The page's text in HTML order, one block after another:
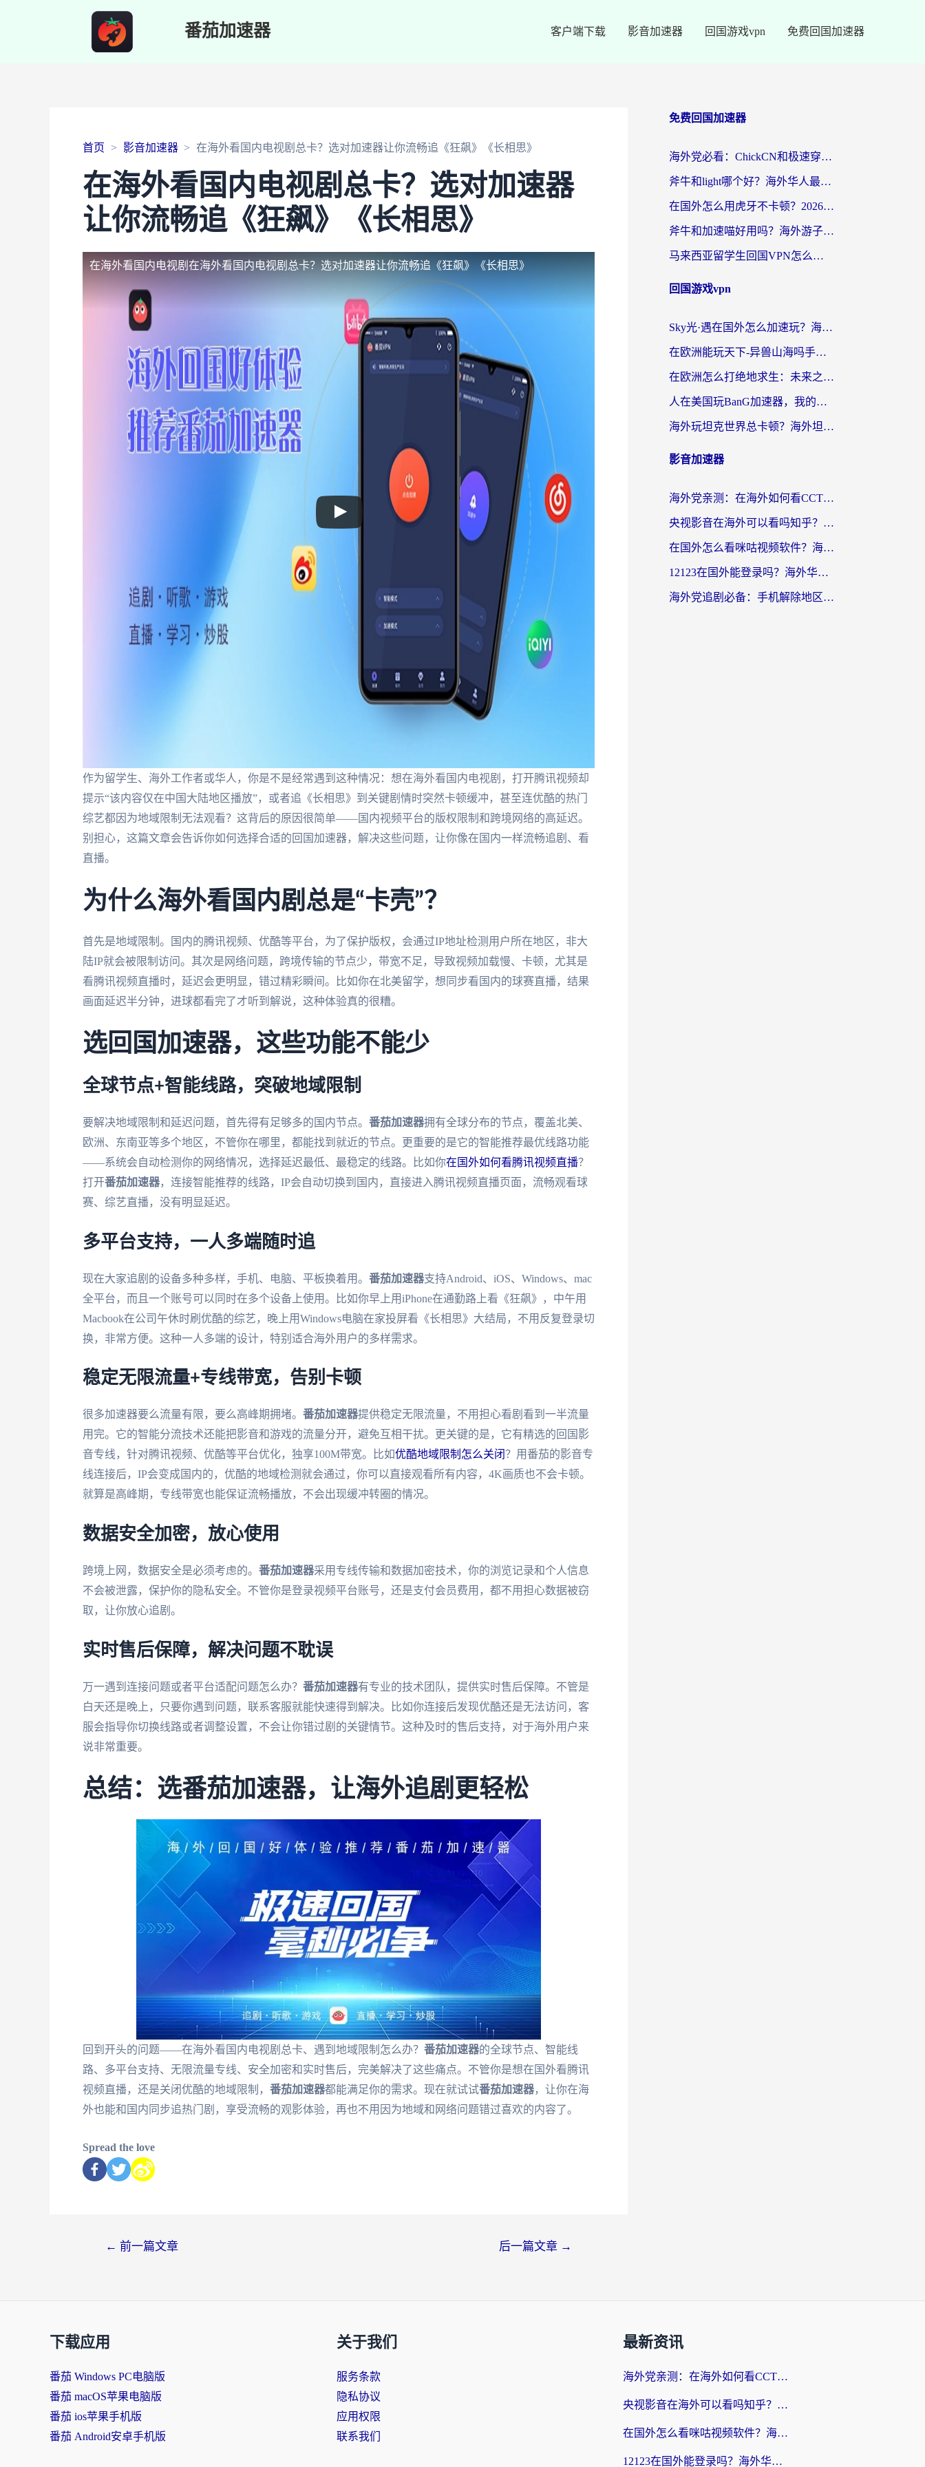
番茄加速器 客户端下载 影音加速器 回国游戏vpn 免费回国加速器
首页 影音加速器 在海外看国内电视剧总卡？选对加速器让你流畅追《狂飙》《长相思》
在海外看国内电视剧总卡？选对加速器
让你流畅追《狂飙》《长相思》
在海外看国内电视剧 在海外看国内电视剧总卡？选对加速器让你流畅追《狂飙》《长相思》
作为留学生、海外工作者或华人，你是不是经常遇到这种情况：想在海外看国内电视剧，打开腾讯视频却
提示“该内容仅在中国大陆地区播放”，或者追《长相思》到关键剧情时突然卡顿缓冲，甚至连优酷的热门
综艺都因为地域限制无法观看？这背后的原因很简单——国内视频平台的版权限制和跨境网络的高延迟。
别担心，这篇文章会告诉你如何选择合适的回国加速器，解决这些问题，让你像在国内一样流畅追剧、看
直播。
为什么海外看国内剧总是“卡壳”？
首先是地域限制。国内的腾讯视频、优酷等平台，为了保护版权，会通过IP地址检测用户所在地区，非大
陆IP就会被限制访问。其次是网络问题，跨境传输的节点少，带宽不足，导致视频加载慢、卡顿，尤其是
看腾讯视频直播时，延迟会更明显，错过精彩瞬间。比如你在北美留学，想同步看国内的球赛直播，结果
画面延迟半分钟，进球都看完了才听到解说，这种体验真的很糟。
选回国加速器，这些功能不能少
全球节点+智能线路，突破地域限制
要解决地域限制和延迟问题，首先得有足够多的国内节点。 番茄加速器拥有全球分布的节点，覆盖北美、
欧洲、东南亚等多个地区，不管你在哪里，都能找到就近的节点。更重要的是它的智能推荐最优线路功能
——系统会自动检测你的网络情况，选择延迟最低、最稳定的线路。比如你在国外如何看腾讯视频直播？
打开番茄加速器，连接智能推荐的线路，IP会自动切换到国内，直接进入腾讯视频直播页面，流畅观看球
赛、综艺直播，没有明显延迟。
多平台支持，一人多端随时追
现在大家追剧的设备多种多样，手机、电脑、平板换着用。 番茄加速器支持Android、iOS、Windows、mac
全平台，而且一个账号可以同时在多个设备上使用。比如你早上用iPhone在通勤路上看《狂飙》，中午用
Macbook在公司午休时刷优酷的综艺，晚上用Windows电脑在家投屏看《长相思》大结局，不用反复登录切
换，非常方便。这种一人多端的设计，特别适合海外用户的多样需求。
稳定无限流量+专线带宽，告别卡顿
很多加速器要么流量有限，要么高峰期拥堵。 番茄加速器提供稳定无限流量，不用担心看剧看到一半流量
用完。它的智能分流技术还能把影音和游戏的流量分开，避免互相干扰。更关键的是，它有精选的回国影
音专线，针对腾讯视频、优酷等平台优化，独享100M带宽。比如优酷地域限制怎么关闭？用番茄的影音专
线连接后，IP会变成国内的，优酷的地域检测就会通过，你可以直接观看所有内容，4K画质也不会卡顿。
就算是高峰期，专线带宽也能保证流畅播放，不会出现缓冲转圈的情况。
数据安全加密，放心使用
跨境上网，数据安全是必须考虑的。 番茄加速器采用专线传输和数据加密技术，你的浏览记录和个人信息
不会被泄露，保护你的隐私安全。不管你是登录视频平台账号，还是支付会员费用，都不用担心数据被窃
取，让你放心追剧。
实时售后保障，解决问题不耽误
万一遇到连接问题或者平台适配问题怎么办？ 番茄加速器有专业的技术团队，提供实时售后保障。不管是
白天还是晚上，只要你遇到问题，联系客服就能快速得到解决。比如你连接后发现优酷还是无法访问，客
服会指导你切换线路或者调整设置，不会让你错过剧的关键情节。这种及时的售后支持，对于海外用户来
说非常重要。
总结：选番茄加速器，让海外追剧更轻松
回到开头的问题——在海外看国内电视剧总卡、遇到地域限制怎么办？ 番茄加速器的全球节点、智能线
路、多平台支持、无限流量专线、安全加密和实时售后，完美解决了这些痛点。不管你是想在国外看腾讯
视频直播，还是关闭优酷的地域限制， 番茄加速器都能满足你的需求。现在就试试番茄加速器，让你在海
外也能和国内同步追热门剧，享受流畅的观影体验，再也不用因为地域和网络问题错过喜欢的内容了。
Spread the love
← 前一篇文章 后一篇文章 →
免费回国加速器
海外党必看：ChickCN和极速穿梭VPN好用吗？3招教你选对回国加速器无缝刷国内资源
斧牛和light哪个好？海外华人最关心的回国加速器选择难题，一篇讲透
在国外怎么用虎牙不卡顿？2026海外华人亲测有效的回国加速器选择指南
斧牛和加速喵好用吗？海外游子的真实选择困境
马来西亚留学生回国VPN怎么选？3个避坑点+1款实测好用的加速器推荐
回国游戏vpn
Sky光·遇在国外怎么加速玩？海外党亲测有效的国服游戏加速指南
在欧洲能玩天下-异兽山海吗手游？海外玩家的加速器生存指南
在欧洲怎么打绝地求生：未来之役不卡？留学生亲测的加速器避坑指南
人在美国玩BanG加速器，我的延迟终于绿了
海外玩坦克世界总卡顿？海外坦克世界加速器有哪些？实测好用的选择在这里
影音加速器
海外党亲测：在海外如何看CCTV？告别“仅限大陆播放”的实用指南
央视影音在海外可以看吗知乎？留学生亲测：3步解决地域限制+追剧自由
在国外怎么看咪咕视频软件？海外党亲测有效的回国加速方案
12123在国外能登录吗？海外华人必看的回国加速实用指南
海外党追剧必备：手机解除地区限制app怎么选？解决央视视频&国内剧地区限制全指南
下载应用
番茄 Windows PC电脑版
番茄 macOS苹果电脑版
番茄 ios苹果手机版
番茄 Android安卓手机版
关于我们
服务条款
隐私协议
应用权限
联系我们
最新资讯
海外党亲测：在海外如何看CCTV？告别“仅限大陆播放”的实用指南
央视影音在海外可以看吗知乎？留学生亲测：3步解决地域限制+追剧自由
在国外怎么看咪咕视频软件？海外党亲测有效的回国加速方案
12123在国外能登录吗？海外华人必看的回国加速实用指南